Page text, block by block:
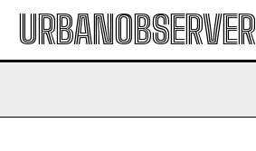
URBANOBSERVER